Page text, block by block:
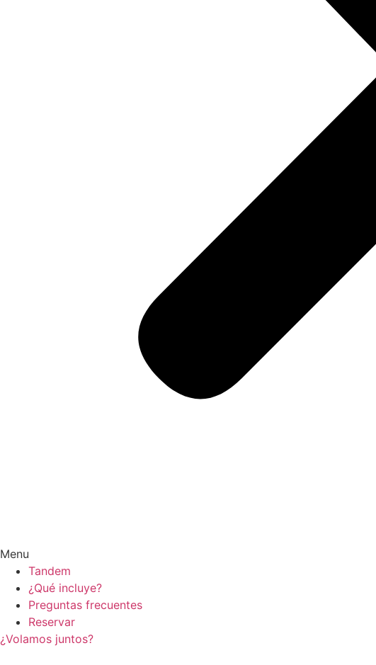
Menu
Tandem
¿Qué incluye?
Preguntas frecuentes
Reservar
¿Volamos juntos?